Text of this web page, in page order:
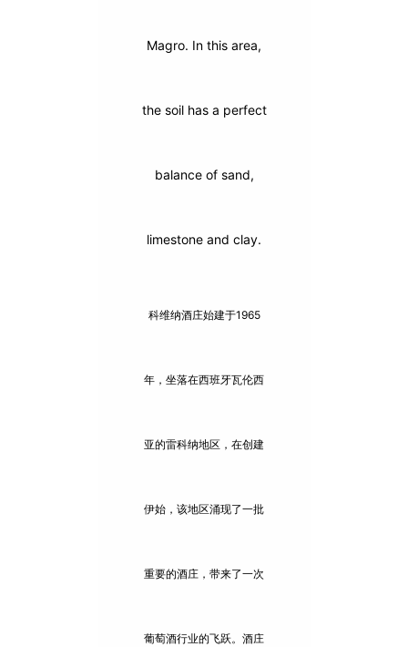
Magro. In this area,
the soil has a perfect
balance of sand,
limestone and clay.
科维纳酒庄始建于1965
年，坐落在西班牙瓦伦西
亚的雷科纳地区，在创建
伊始，该地区涌现了一批
重要的酒庄，带来了一次
葡萄酒行业的飞跃。酒庄